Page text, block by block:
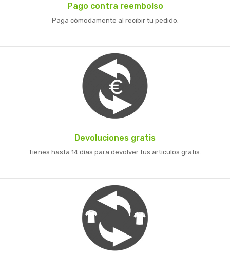
Pago contra reembolso
Paga cómodamente al recibir tu pedido.
Devoluciones gratis
Tienes hasta 14 días para devolver tus artículos gratis.